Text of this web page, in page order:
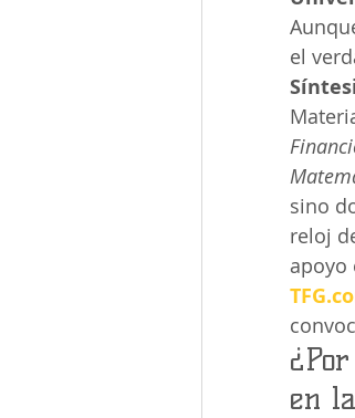
el
sino
reloj
apoyo
en